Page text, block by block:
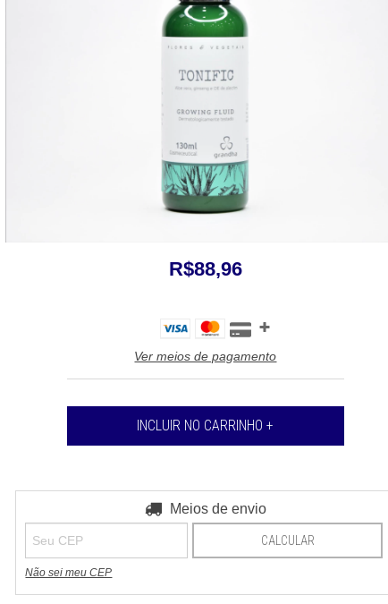
R$88,96
Ver meios de pagamento
Entregas para o CEP: Meios de envio
CALCULAR
Não sei meu CEP